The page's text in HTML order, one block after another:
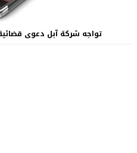
تواجه شركة آبل دعوى